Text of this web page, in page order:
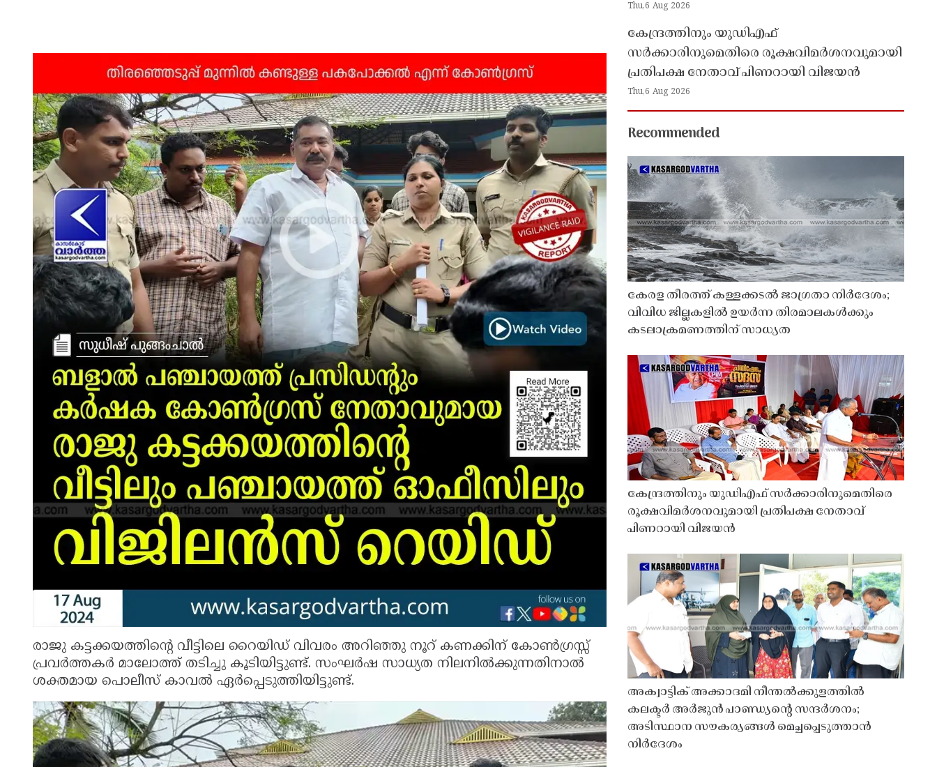
രാജു കട്ടക്കയത്തിന്റെ വീട്ടിലെ റൈയിഡ് വിവരം അറിഞ്ഞു നൂറ് കണക്കിന് കോൺഗ്രസ്സ്
പ്രവർത്തകർ മാലോത്ത് തടിച്ചു കൂടിയിട്ടുണ്ട്. സംഘർഷ സാധ്യത നിലനിൽക്കുന്നതിനാൽ
ശക്തമായ പൊലീസ് കാവൽ ഏർപ്പെടുത്തിയിട്ടുണ്ട്.
Thu,6 Aug 2026
കേന്ദ്രത്തിനും യുഡിഎഫ്
സർക്കാരിനുമെതിരെ രൂക്ഷവിമർശനവുമായി
പ്രതിപക്ഷ നേതാവ് പിണറായി വിജയൻ
Thu,6 Aug 2026
Recommended
കേരള തീരത്ത് കള്ളക്കടൽ ജാഗ്രതാ നിർദേശം;
വിവിധ ജില്ലകളിൽ ഉയർന്ന തിരമാലകൾക്കും
കടലാക്രമണത്തിന് സാധ്യത
കേന്ദ്രത്തിനും യുഡിഎഫ് സർക്കാരിനുമെതിരെ
രൂക്ഷവിമർശനവുമായി പ്രതിപക്ഷ നേതാവ്
പിണറായി വിജയൻ
അക്വാട്ടിക് അക്കാദമി നീന്തൽക്കുളത്തിൽ
കലക്ടർ അർജുൻ പാണ്ഡ്യൻ്റെ സന്ദർശനം;
അടിസ്ഥാന സൗകര്യങ്ങൾ മെച്ചപ്പെടുത്താൻ
നിർദേശം